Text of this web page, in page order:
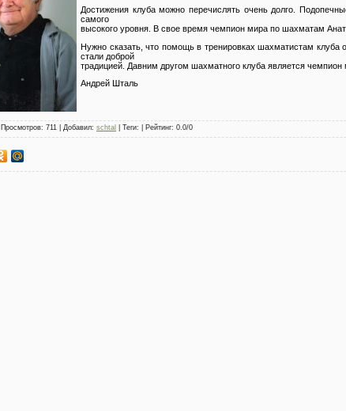
Достижения клуба можно перечислять очень долго.
самого
высокого уровня. В свое время чемпион мира по шахматам
Нужно сказать, что помощь в тренировках шахматистам клуба
стали доброй
традицией. Давним другом шахматного клуба является
Андрей Шталь
| Просмотров: 711 | Добавил: schtal | Теги: | Рейтинг: 0.0/0